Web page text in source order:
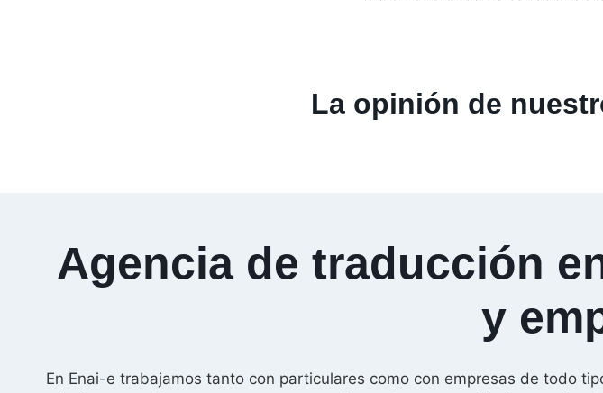
La opinión de
Agencia de traducción
y
En Enai-e trabajamos tanto con particulares como con empresas de todo